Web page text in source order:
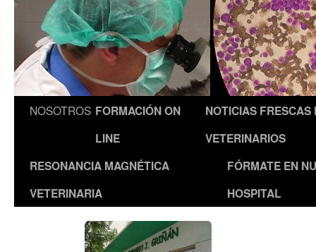
NOSOTROS FORMACIÓN ON
LINE
NOTICIAS FRESCAS
VETERINARIOS
RESONANCIA MAGNÉTICA
VETERINARIA
FÓRMATE EN
HOSPITAL